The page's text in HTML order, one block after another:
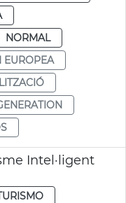
NORMAL
EUROPEA
Intel·ligent